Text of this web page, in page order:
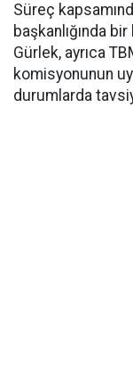
Süreç
başkanlığında
Gürlek, ayrıca
komisyonunun
durumlarda